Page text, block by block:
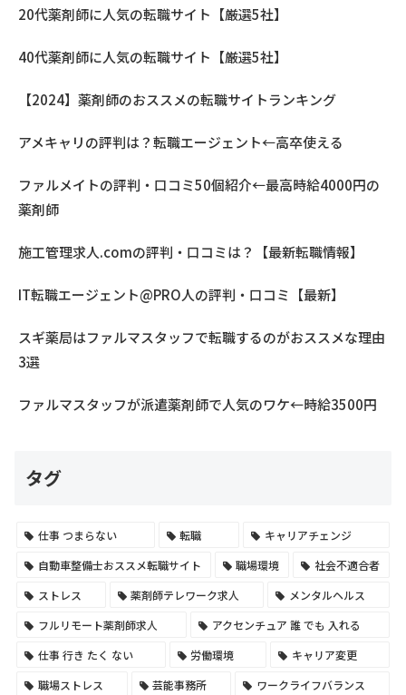
20代薬剤師に人気の転職サイト【厳選5社】
40代薬剤師に人気の転職サイト【厳選5社】
【2024】薬剤師のおススメの転職サイトランキング
アメキャリの評判は？転職エージェント←高卒使える
ファルメイトの評判・口コミ50個紹介←最高時給4000円の
薬剤師
施工管理求人.comの評判・口コミは？【最新転職情報】
IT転職エージェント@PRO人の評判・口コミ【最新】
スギ薬局はファルマスタッフで転職するのがおススメな理由
3選
ファルマスタッフが派遣薬剤師で人気のワケ←時給3500円
タグ
仕事 つまらない 転職
キャリアチェンジ
自動車整備士おススメ転職サイト
職場環境
社会不適合者
ストレス
薬剤師テレワーク求人
メンタルヘルス
フルリモート薬剤師求人
アクセンチュア 誰 でも 入れる
仕事 行き たく ない
労働環境
キャリア変更
職場ストレス
芸能事務所
ワークライフバランス